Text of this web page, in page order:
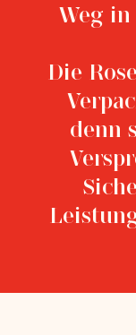
Weg
Die
denn